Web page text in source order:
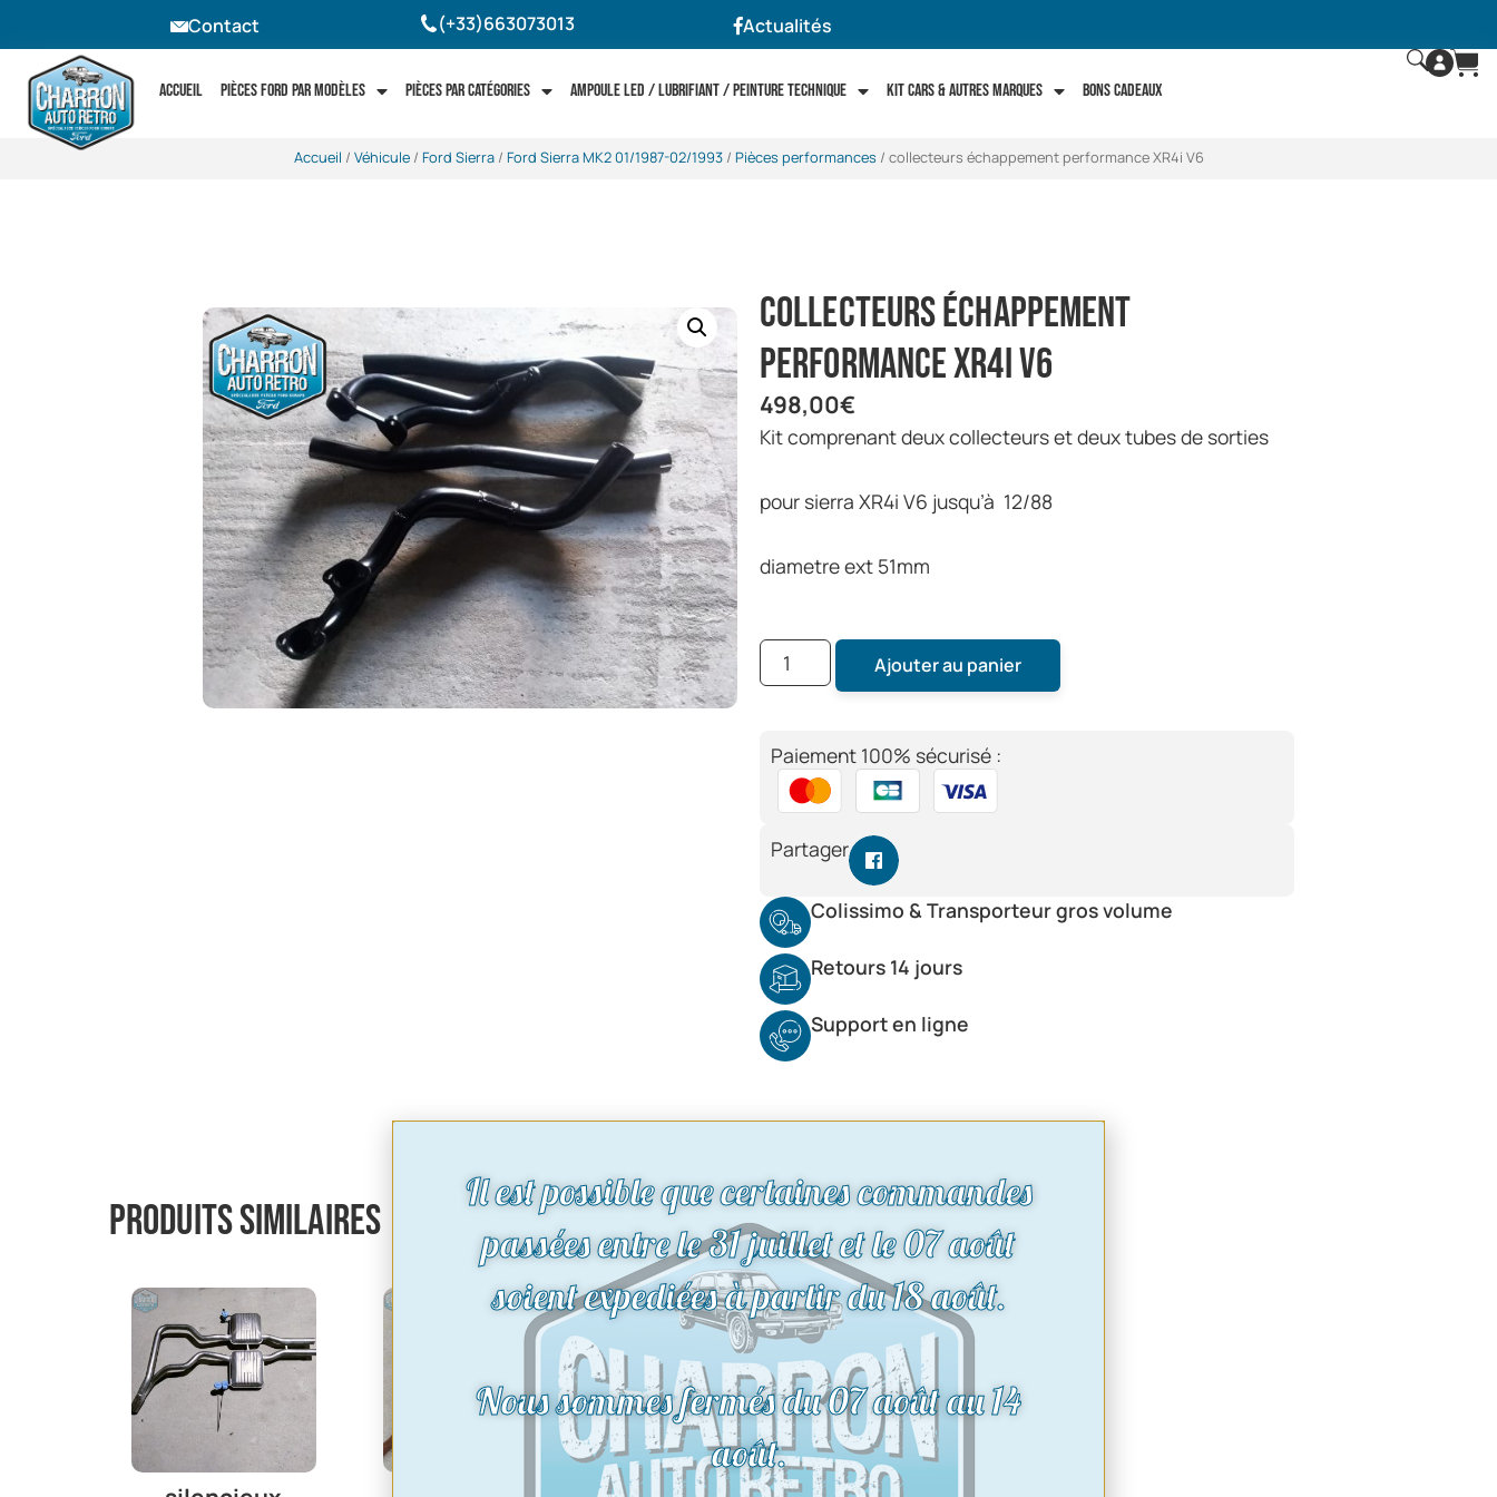
Contact (+33)663073013 Actualités
Accueil Pièces Ford par modèles Pièces par catégories Ampoule LED / Lubrifiant / Peinture technique Kit cars & autres marques Bons Cadeaux
Accueil / Véhicule/ Ford Sierra/ Ford Sierra MK2 01/1987-02/1993/ Pièces performances/ collecteurs échappement performance XR4i V6
collecteurs échappement
performance XR4i V6
498,00€
kit comprenant deux collecteurs et deux tubes de sorties
pour sierra XR4i V6 jusqu’à 12/88
diametre ext 51mm
Ajouter au panier
Paiement 100% sécurisé :
Partager
Colissimo & Transporteur gros volume
Retours 14 jours
Support en ligne
Produits similaires
Goujon
Il est possible que certaines commandes
passées entre le 31 juillet et le 07 août
soient expediées à partir du 18 août.
Nous sommes fermés du 07 août au 14
août.